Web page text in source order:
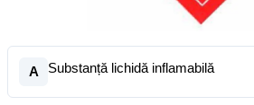
A Substanță lichidă inflamabilă